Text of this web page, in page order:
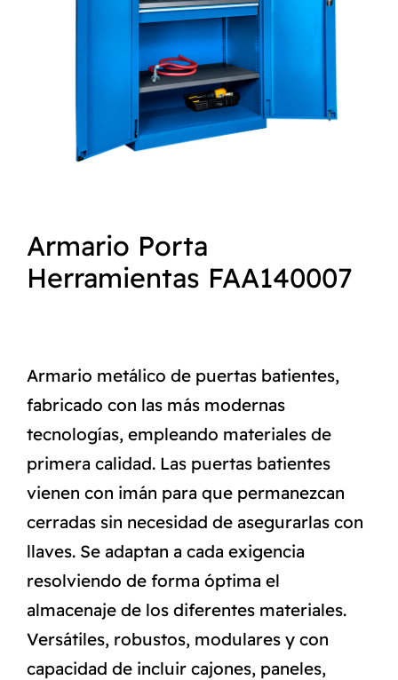
CONTACTO
Armario Porta
Herramientas FAA140007
Armario metálico de puertas batientes,
fabricado con las más modernas
tecnologías, empleando materiales de
primera calidad. Las puertas batientes
vienen con imán para que permanezcan
cerradas sin necesidad de asegurarlas con
llaves. Se adaptan a cada exigencia
resolviendo de forma óptima el
almacenaje de los diferentes materiales.
Versátiles, robustos, modulares y con
capacidad de incluir cajones, paneles,